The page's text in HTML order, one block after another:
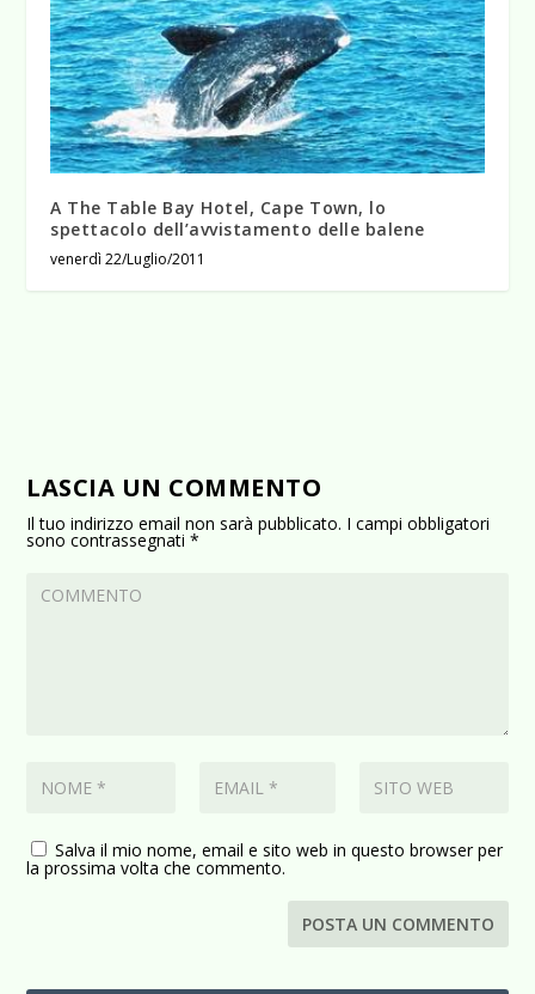
A The Table Bay Hotel, Cape Town, lo
spettacolo dell’avvistamento delle balene
venerdì 22/Luglio/2011
LASCIA UN COMMENTO
Il tuo indirizzo email non sarà pubblicato. I campi obbligatori
sono contrassegnati*
Salva il mio nome, email e sito web in questo browser per
la prossima volta che commento.